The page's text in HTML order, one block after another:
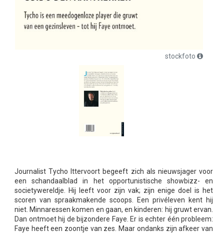
stockfoto
Journalist Tycho Ittervoort begeeft zich als nieuwsjager voor
een schandaalblad in het opportunistische showbizz- en
societywereldje. Hij leeft voor zijn vak; zijn enige doel is het
scoren van spraakmakende scoops. Een privéleven kent hij
niet. Minnaressen komen en gaan, en kinderen: hij gruwt ervan.
Dan ontmoet hij de bijzondere Faye. Er is echter één probleem:
Faye heeft een zoontje van zes. Maar ondanks zijn afkeer van